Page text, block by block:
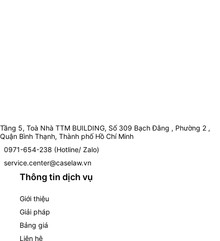
Tầng 5, Toà Nhà TTM BUILDING, Số 309 Bạch Đằng , Phường 2 ,
Quận Bình Thạnh, Thành phố Hồ Chí Minh
0971-654-238 (Hotline/ Zalo)
service.center@caselaw.vn
Thông tin dịch vụ
Giới thiệu
Giải pháp
Bảng giá
Liên hệ